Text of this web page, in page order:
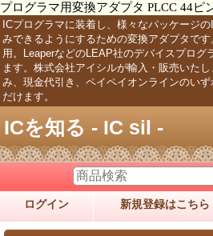
プログラマ用変換アダプタ PLCC 44
ICプログラマに装着し、様々なパッケージ
みできるようにするための変換アダプタです
用。LeaperなどのLEAP社のデバイスプログ
ます。株式会社アイシルが輸入・販売いた
み、現金代引き、ペイペイオンラインのい
だけます。
ICを知る - IC sil -
ログイン 新規登録はこちら